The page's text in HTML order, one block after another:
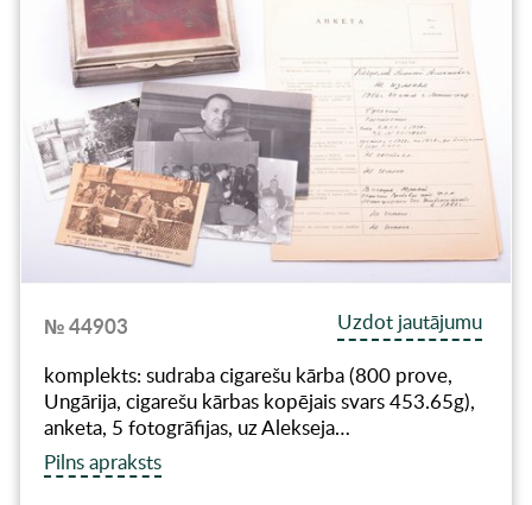
№ 44903
Uzdot jautājumu
komplekts: sudraba cigarešu kārba (800 prove,
Ungārija, cigarešu kārbas kopējais svars 453.65g),
anketa, 5 fotogrāfijas, uz Alekseja…
Pilns apraksts